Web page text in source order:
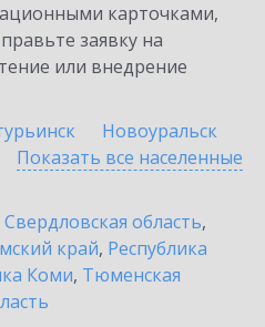
карточками,
заявку на
или внедрение
Новоуральск
Показать все населенные
Свердловская область,
край, Республика
Коми, Тюменская